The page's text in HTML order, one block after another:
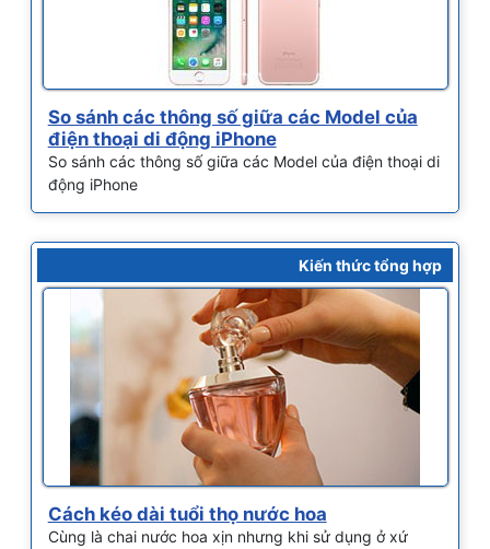
So sánh các thông số giữa các Model của
điện thoại di động iPhone
So sánh các thông số giữa các Model của điện thoại di
động iPhone
Kiến thức tổng hợp
Cách kéo dài tuổi thọ nước hoa
Cùng là chai nước hoa xịn nhưng khi sử dụng ở xứ